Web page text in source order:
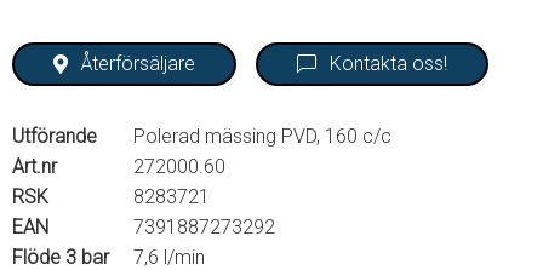
Återförsäljare Kontakta oss!
Utförande
Polerad mässing PVD, 160 c/c
Art.nr
272000.60
RSK
8283721
EAN
7391887273292
Flöde 3 bar
7,6 l/min